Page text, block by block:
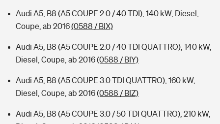
Audi A5, B8 (A5 COUPE 2.0 / 40 TDI), 140 kW, Diesel,
Coupe, ab 2016(0588 / BIX)
Audi A5, B8 (A5 COUPE 2.0 / 40 TDI QUATTRO), 140 kW,
Diesel, Coupe, ab 2016(0588 / BIY)
Audi A5, B8 (A5 COUPE 3.0 TDI QUATTRO), 160 kW,
Diesel, Coupe, ab 2016(0588 / BIZ)
Audi A5, B8 (A5 COUPE 3.0 / 50 TDI QUATTRO), 210 kW,